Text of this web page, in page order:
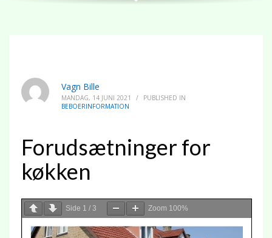
Vagn Bille
MANDAG, 14 JUNI 2021 /
PUBLISHED IN
BEBOERINFORMATION
Forudsætninger for
køkken
Side 1 / 3 Zoom 100%